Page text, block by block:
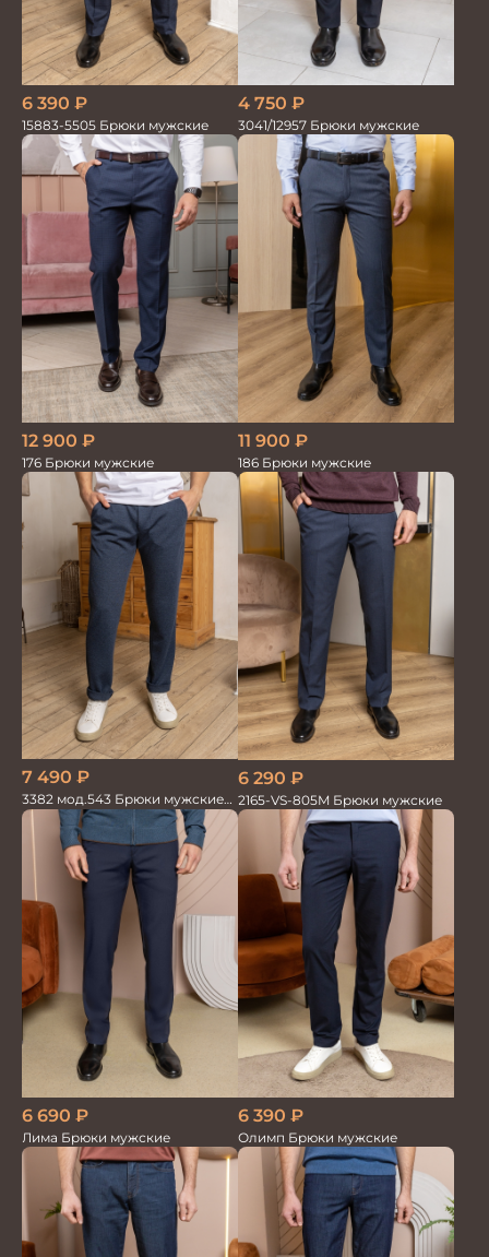
6 390 ₽
15883-5505 Брюки мужские
4 750 ₽
3041/12957 Брюки мужские
12 900 ₽
176 Брюки мужские
11 900 ₽
186 Брюки мужские
7 490 ₽
3382 мод.543 Брюки мужские
син.меланж трикотаж
6 290 ₽
2165-VS-805M Брюки мужские
6 690 ₽
Лима Брюки мужские
6 390 ₽
Олимп Брюки мужские